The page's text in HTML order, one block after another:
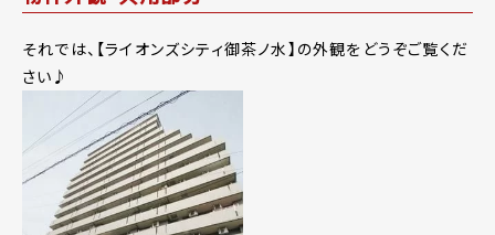
それでは、【ライオンズシティ御茶ノ水】の外観をどうぞご覧くだ
さい♪